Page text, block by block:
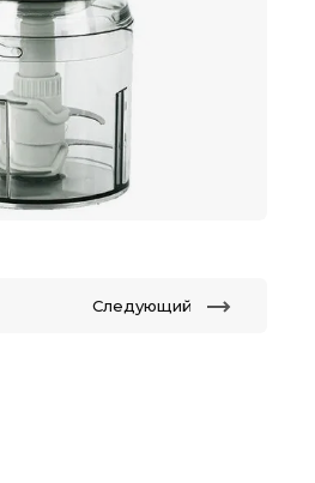
Следующий